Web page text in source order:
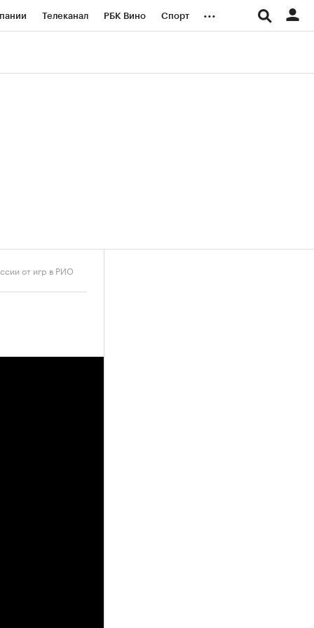
Телеканал РБК Вино Спорт ...
от игр в РИО